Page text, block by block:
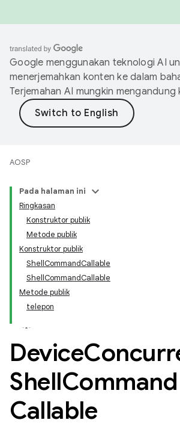
Google menggunakan teknologi AI
menerjemahkan konten ke dalam
Terjemahan AI mungkin mengandung
AOSP
Pada halaman ini
Ringkasan
Konstruktor publik
Metode publik
Konstruktor publik
ShellCommandCallable
ShellCommandCallable
Metode publik
telepon
Device
ShellCommand
Callable